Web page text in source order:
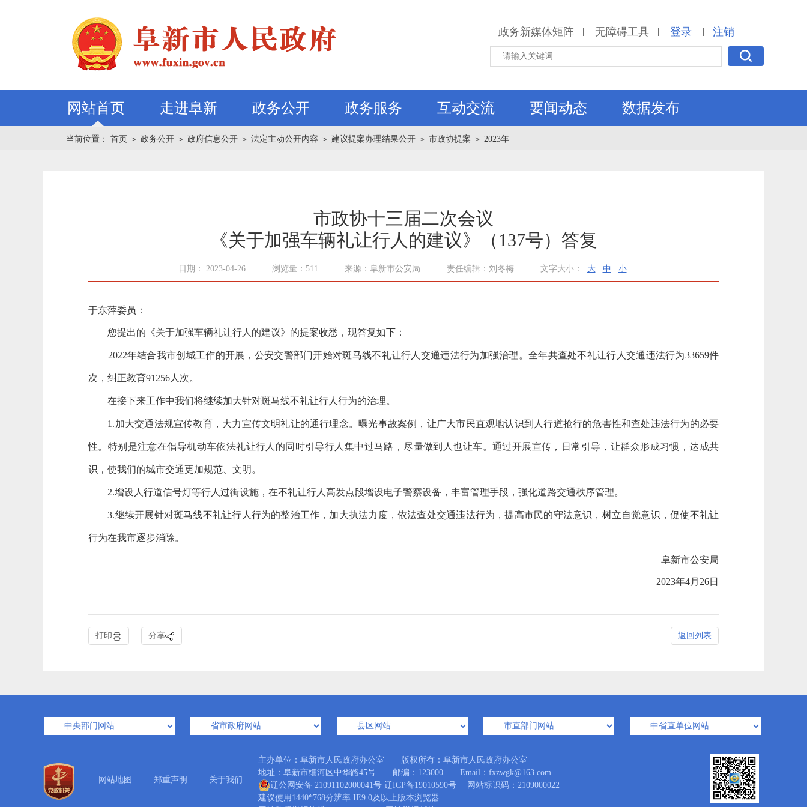
政务新媒体矩阵 | 无障碍工具 | 登录 | 注销
网站首页 走进阜新 政务公开 政务服务 互动交流 要闻动态 数据发布
当前位置： 首页 ＞ 政务公开 ＞ 政府信息公开 ＞ 法定主动公开内容 ＞ 建议提案办理结果公开 ＞ 市政协提案 ＞ 2023年
市政协十三届二次会议
《关于加强车辆礼让行人的建议》（137号）答复
日期： 2023-04-26 浏览量：511 来源：阜新市公安局 责任编辑：刘冬梅 文字大小： 大 中 小
于东萍委员：
您提出的《关于加强车辆礼让行人的建议》的提案收悉，现答复如下：
2022年结合我市创城工作的开展，公安交警部门开始对斑马线不礼让行人交通违法行为加强治理。全年共查处不礼让行人交通违法行为33659件
次，纠正教育91256人次。
在接下来工作中我们将继续加大针对斑马线不礼让行人行为的治理。
1.加大交通法规宣传教育，大力宣传文明礼让的通行理念。曝光事故案例，让广大市民直观地认识到人行道抢行的危害性和查处违法行为的必要
性。特别是注意在倡导机动车依法礼让行人的同时引导行人集中过马路，尽量做到人也让车。通过开展宣传，日常引导，让群众形成习惯，达成共
识，使我们的城市交通更加规范、文明。
2.增设人行道信号灯等行人过街设施，在不礼让行人高发点段增设电子警察设备，丰富管理手段，强化道路交通秩序管理。
3.继续开展针对斑马线不礼让行人行为的整治工作，加大执法力度，依法查处交通违法行为，提高市民的守法意识，树立自觉意识，促使不礼让
行为在我市逐步消除。
阜新市公安局
2023年4月26日
打印 分享 返回列表
网站地图 郑重声明 关于我们
主办单位：阜新市人民政府办公室 版权所有：阜新市人民政府办公室
地址：阜新市细河区中华路45号 邮编：123000 Email：fxzwgk@163.com
辽公网安备 21091102000041号 辽ICP备19010590号 网站标识码：2109000022
建议使用1440*768分辨率 IE9.0及以上版本浏览器